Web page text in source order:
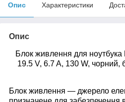
Опис Характеристики
Опис
Блок живлення для
19.5 V, 6.7 A, 130 W, чорний,
Блок живлення — джерело